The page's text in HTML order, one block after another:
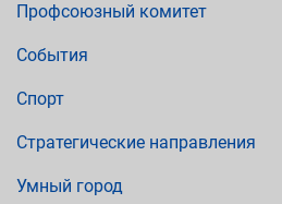
Профсоюзный комитет
События
Спорт
Стратегические направления
Умный город